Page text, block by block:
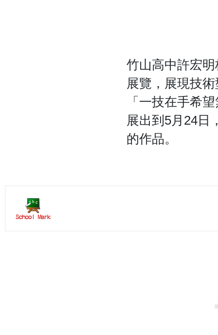
竹山高中許宏
展覽，展現技
「一技在手希
展出到5月24日
的作品。